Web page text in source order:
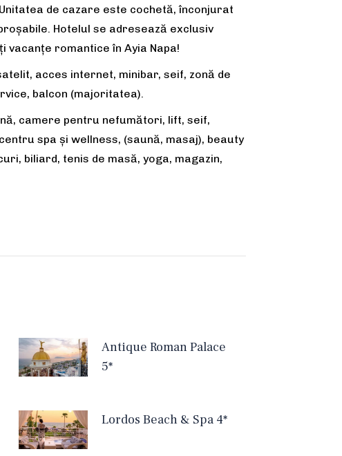
de cazare este cochetă, înconjurat
Hotelul se adresează exclusiv
romantice în Ayia Napa!
acces internet, minibar, seif, zonă de
balcon (majoritatea).
camere pentru nefumători, lift, seif,
spa și wellness, (saună, masaj), beauty
biliard, tenis de masă, yoga, magazin,
Antique Roman Palace
5*
Lordos Beach & Spa 4*